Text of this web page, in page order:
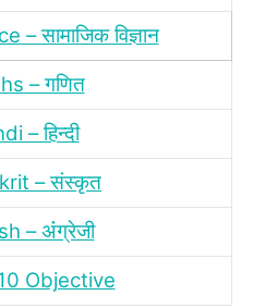
– सामाजिक विज्ञान
– गणित
– हिन्‍दी
– संस्‍कृत
– अंंग्रेजी
Objective